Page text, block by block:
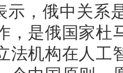
示，俄中关系
，是俄国家杜
法机构在人工